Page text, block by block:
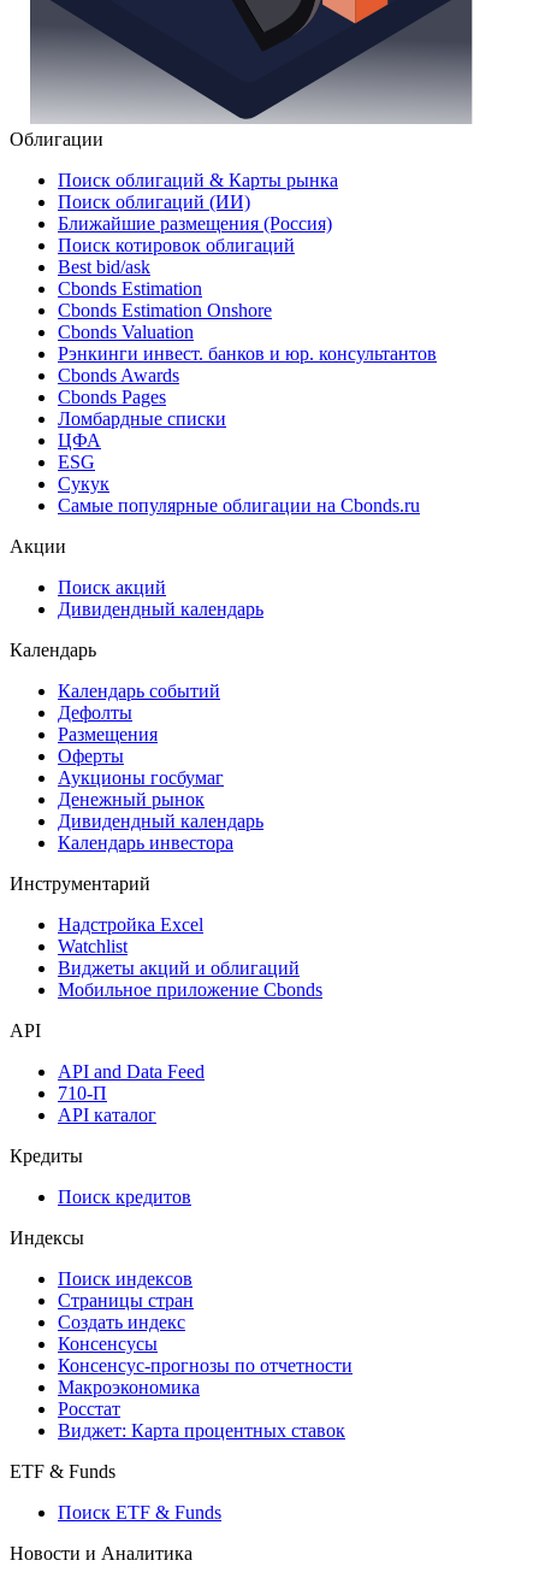
Облигации
Поиск облигаций & Карты рынка
Поиск облигаций (ИИ)
Ближайшие размещения (Россия)
Поиск котировок облигаций
Best bid/ask
Cbonds Estimation
Cbonds Estimation Onshore
Cbonds Valuation
Рэнкинги инвест. банков и юр. консультантов
Cbonds Awards
Cbonds Pages
Ломбардные списки
ESG
Самые популярные облигации на Cbonds.ru
Дивидендный календарь
Календарь
Календарь событий
Дефолты
Размещения
Оферты
Денежный рынок
Календарь инвестора
Инструментарий
Мобильное приложение Cbonds
API
API and Data Feed
API каталог
Кредиты
Поиск кредитов
Индексы
Поиск индексов
Страницы стран
Создать индекс
Консенсусы
Макроэкономика
Виджет: Карта процентных ставок
ETF & Funds